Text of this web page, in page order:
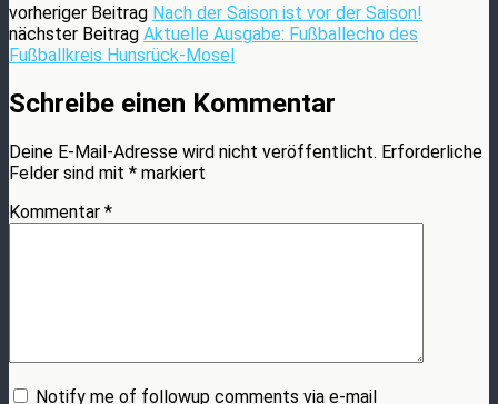
vorheriger Beitrag Nach der Saison ist vor der Saison!
nächster Beitrag Aktuelle Ausgabe: Fußballecho des
Fußballkreis Hunsrück-Mosel
Schreibe einen Kommentar
Deine E-Mail-Adresse wird nicht veröffentlicht. Erforderliche
Felder sind mit * markiert
Kommentar *
Notify me of followup comments via e-mail